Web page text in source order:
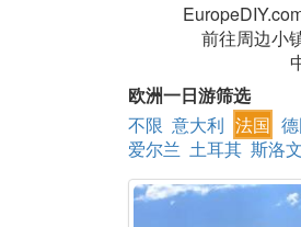
前往周边小
欧洲一日游筛选
不限 意大利 法国
爱尔兰 土耳其 斯洛